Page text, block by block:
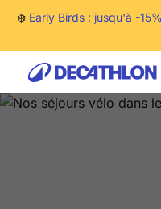
❄️ Early Birds : jusqu'à -